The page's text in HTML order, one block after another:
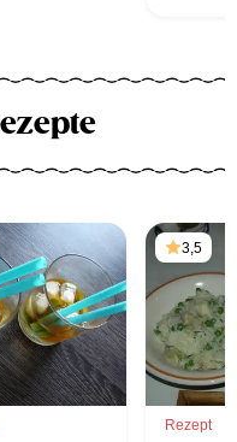
3,5
Rezept